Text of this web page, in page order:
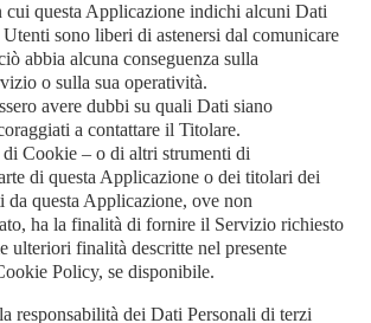
cui questa Applicazione indichi alcuni Dati
sono liberi di astenersi dal comunicare
abbia alcuna conseguenza sulla
o sulla sua operatività.
avere dubbi su quali Dati siano
a contattare il Titolare.
di Cookie – o di altri strumenti di
di questa Applicazione o dei titolari dei
da questa Applicazione, ove non
ha la finalità di fornire il Servizio richiesto
ulteriori finalità descritte nel presente
Policy, se disponibile.
responsabilità dei Dati Personali di terzi